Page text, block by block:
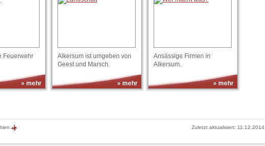
Feuerwehr
» mehr
Alkersum ist umgeben von
Geest und Marsch.
» mehr
Ansässige Firmen in
Alkersum.
» mehr
Zuletzt aktualisiert: 11.12.2014